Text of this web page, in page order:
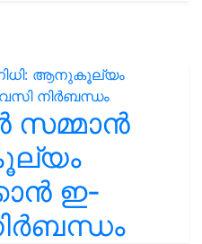
സമ്മാൻ
ഇ-